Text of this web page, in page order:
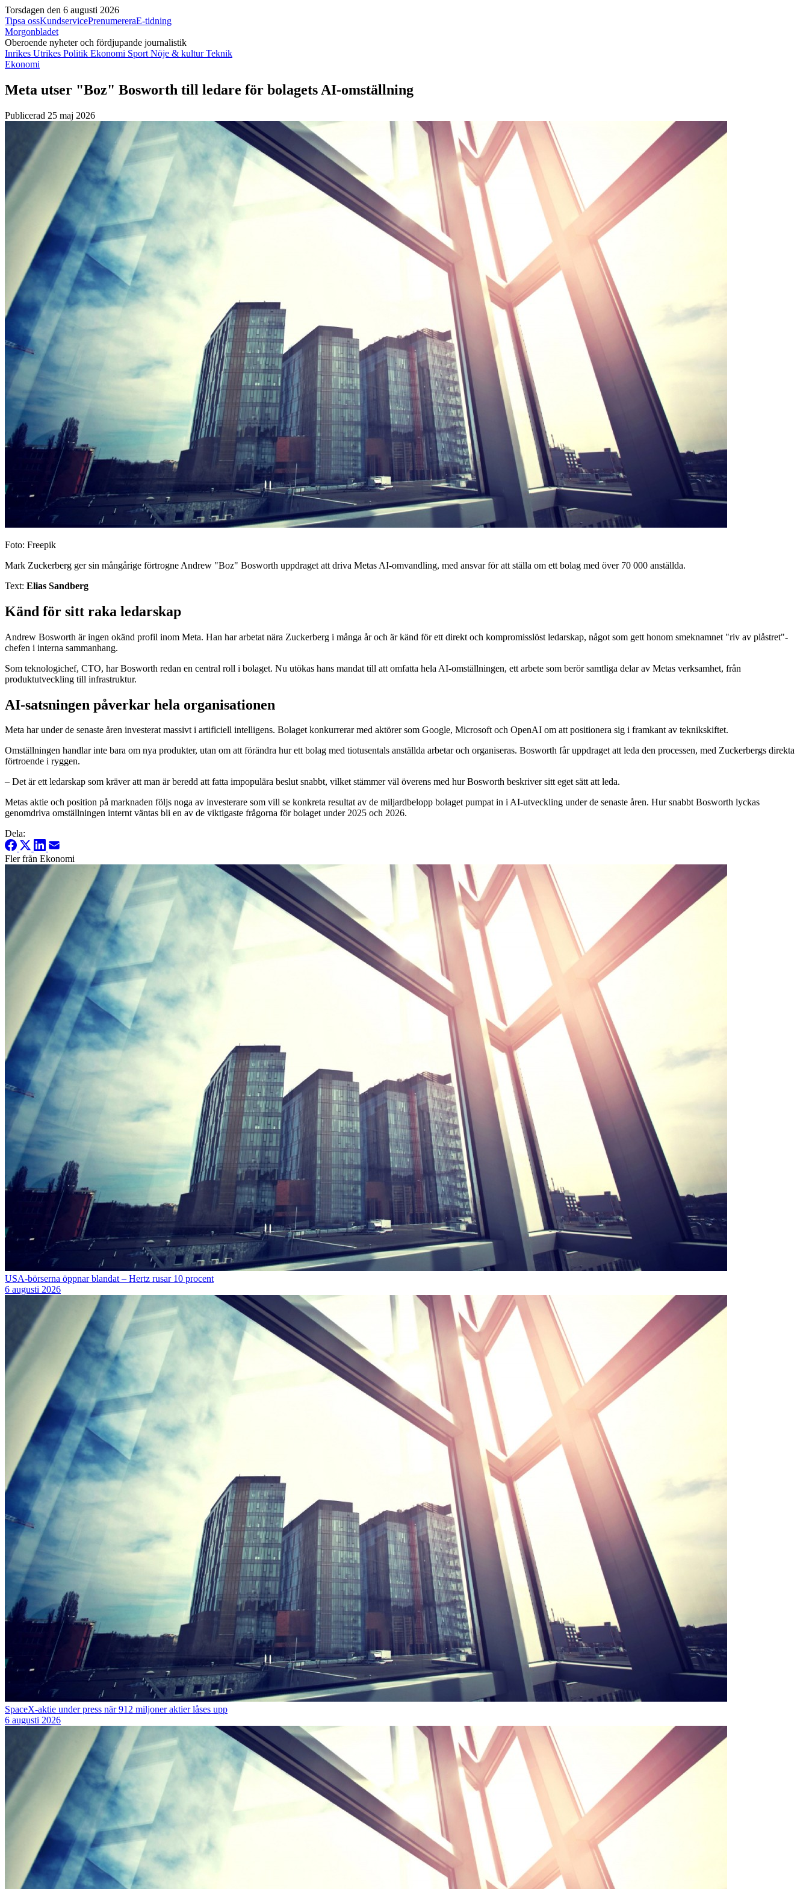
Torsdagen den 6 augusti 2026
Tipsa ossKundservicePrenumereraE-tidning
Morgonbladet
Oberoende nyheter och fördjupande journalistik
Inrikes Utrikes Politik Ekonomi Sport Nöje & kulturTeknik
Ekonomi
Meta utser "Boz" Bosworth till ledare för bolagets AI-omställning
Publicerad 25 maj 2026
Foto: Freepik
Mark Zuckerberg ger sin mångårige förtrogne Andrew "Boz" Bosworth uppdraget att driva Metas AI-omvandling, med ansvar för att ställa om ett bolag med över 70 000 anställda.
Text: Elias Sandberg
Känd för sitt raka ledarskap
Andrew Bosworth är ingen okänd profil inom Meta. Han har arbetat nära Zuckerberg i många år och är känd för ett direkt och kompromisslöst ledarskap, något som gett honom smeknamnet "riv av plåstret"-
chefen i interna sammanhang.
Som teknologichef, CTO, har Bosworth redan en central roll i bolaget. Nu utökas hans mandat till att omfatta hela AI-omställningen, ett arbete som berör samtliga delar av Metas verksamhet, från
produktutveckling till infrastruktur.
AI-satsningen påverkar hela organisationen
Meta har under de senaste åren investerat massivt i artificiell intelligens. Bolaget konkurrerar med aktörer som Google, Microsoft och OpenAI om att positionera sig i framkant av teknikskiftet.
Omställningen handlar inte bara om nya produkter, utan om att förändra hur ett bolag med tiotusentals anställda arbetar och organiseras. Bosworth får uppdraget att leda den processen, med Zuckerbergs direkta
förtroende i ryggen.
– Det är ett ledarskap som kräver att man är beredd att fatta impopulära beslut snabbt, vilket stämmer väl överens med hur Bosworth beskriver sitt eget sätt att leda.
Metas aktie och position på marknaden följs noga av investerare som vill se konkreta resultat av de miljardbelopp bolaget pumpat in i AI-utveckling under de senaste åren. Hur snabbt Bosworth lyckas
genomdriva omställningen internt väntas bli en av de viktigaste frågorna för bolaget under 2025 och 2026.
Dela:
Fler från Ekonomi
USA-börserna öppnar blandat – Hertz rusar 10 procent
6 augusti 2026
SpaceX-aktie under press när 912 miljoner aktier låses upp
6 augusti 2026